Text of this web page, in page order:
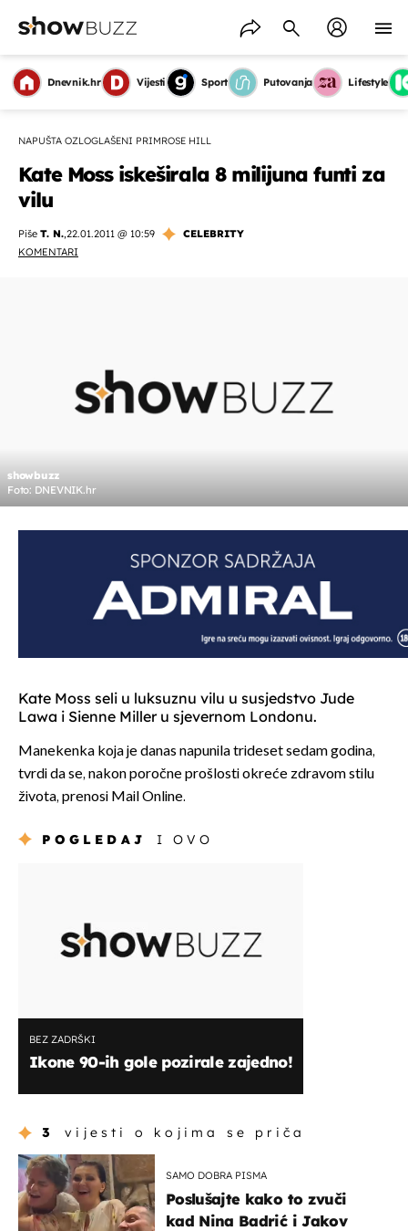
Dnevnik.hr Vijesti Sport Putovanja Lifestyle
NAPUŠTA OZLOGLAŠENI PRIMROSE HILL
Kate Moss iskeširala 8 milijuna funti za
vilu
Piše T. N.,22.01.2011 @ 10:59
CELEBRITY
KOMENTARI
showbuzz
Foto: DNEVNIK.hr
Kate Moss seli u luksuznu vilu u susjedstvo Jude
Lawa i Sienne Miller u sjevernom Londonu.
Manekenka koja je danas napunila trideset sedam godina,
tvrdi da se, nakon poročne prošlosti okreće zdravom stilu
života, prenosi Mail Online.
POGLEDAJ I OVO
BEZ ZADRŠKI
Ikone 90-ih gole pozirale zajedno!
3 vijesti o kojima se priča
SAMO DOBRA PISMA
Poslušajte kako to zvuči
kad Nina Badrić i Jakov